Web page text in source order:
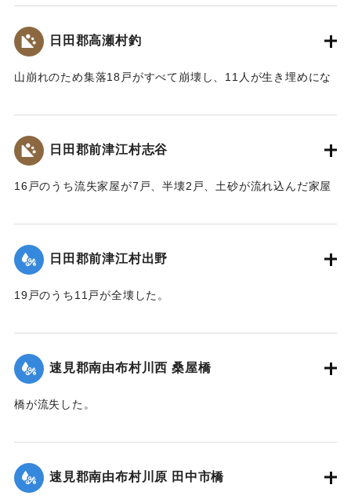
｜固有コード:00268360
日田郡高瀬村釣
山崩れのため集落18戸がすべて崩壊し、11人が生き埋めにな
れたとある）9人が遺体で発見された。
【出典：大分新聞 大正10年6月23日朝刊7面】
｜固有コード:00268361
日田郡前津江村志谷
16戸のうち流失家屋が7戸、半壊2戸、土砂が流れ込んだ家屋
者を出した。
【出典：大分新聞 大正10年6月24日朝刊4面】
｜固有コード:00268362
日田郡前津江村出野
19戸のうち11戸が全壊した。
｜固有コード:00268363
速見郡南由布村川西 桑屋橋
橋が流失した。
｜固有コード:00268355
速見郡南由布村川原 田中市橋